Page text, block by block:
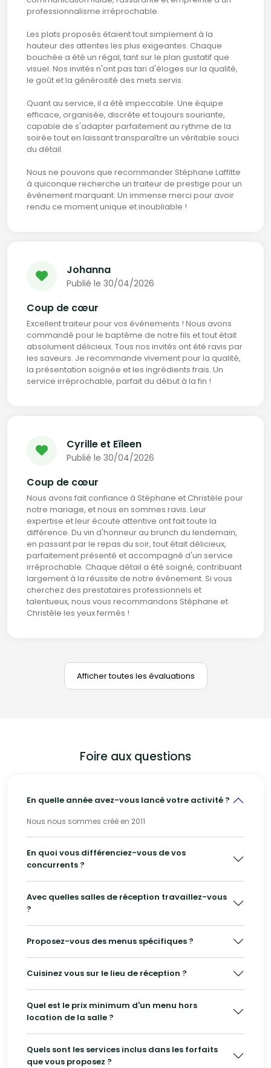
professionnalisme irréprochable.
Les plats proposés étaient tout simplement à la
hauteur des attentes les plus exigeantes. Chaque
bouchée a été un régal, tant sur le plan gustatif que
visuel. Nos invités n'ont pas tari d'éloges sur la qualité,
le goût et la générosité des mets servis.
Quant au service, il a été impeccable. Une équipe
efficace, organisée, discrète et toujours souriante,
capable de s'adapter parfaitement au rythme de la
soirée tout en laissant transparaître un véritable souci
du détail.
Nous ne pouvons que recommander Stéphane Laffitte
à quiconque recherche un traiteur de prestige pour un
événement marquant. Un immense merci pour avoir
rendu ce moment unique et inoubliable !
Johanna
Publié le 30/04/2026
Coup de cœur
Excellent traiteur pour vos événements ! Nous avons
commandé pour le baptême de notre fils et tout était
absolument délicieux. Tous nos invités ont été ravis par
les saveurs. Je recommande vivement pour la qualité,
la présentation soignée et les ingrédients frais. Un
service irréprochable, parfait du début à la fin !
Cyrille et Eïleen
Publié le 30/04/2026
Coup de cœur
Nous avons fait confiance à Stéphane et Christèle pour
notre mariage, et nous en sommes ravis. Leur
expertise et leur écoute attentive ont fait toute la
différence. Du vin d'honneur au brunch du lendemain,
en passant par le repas du soir, tout était délicieux,
parfaitement présenté et accompagné d'un service
irréprochable. Chaque détail a été soigné, contribuant
largement à la réussite de notre événement. Si vous
cherchez des prestataires professionnels et
talentueux, nous vous recommandons Stéphane et
Christèle les yeux fermés !
Afficher toutes les évaluations
Foire aux questions
En quelle année avez-vous lancé votre activité ?
Nous nous sommes créé en 2011
En quoi vous différenciez-vous de vos
concurrents ?
Avec quelles salles de réception travaillez-vous
?
Proposez-vous des menus spécifiques ?
Cuisinez vous sur le lieu de réception ?
Quel est le prix minimum d'un menu hors
location de la salle ?
Quels sont les services inclus dans les forfaits
que vous proposez ?